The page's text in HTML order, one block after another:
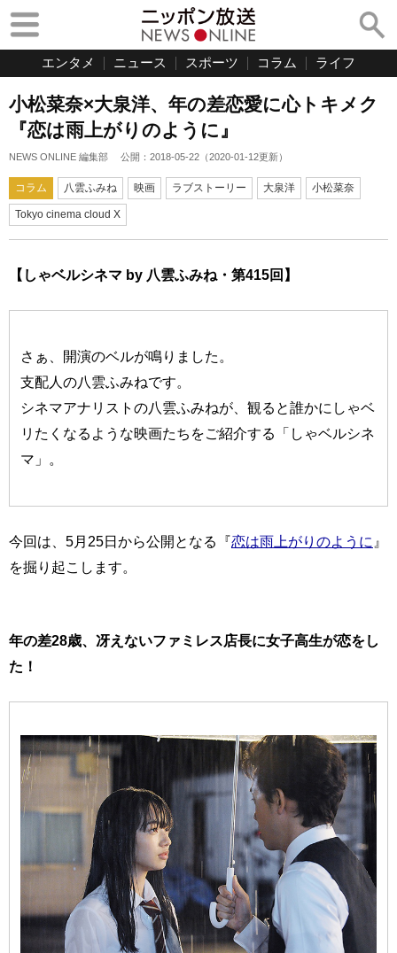
エンタメ ニュース スポーツ コラム ライフ
小松菜奈×大泉洋、年の差恋愛に心トキメク
『恋は雨上がりのように』
NEWS ONLINE 編集部 公開： 2018-05-22 （2020-01-12更新）
コラム 八雲ふみね 映画 ラブストーリー 大泉洋 小松菜奈
Tokyo cinema cloud X
【しゃベルシネマ by 八雲ふみね・第415回】
さぁ、開演のベルが鳴りました。
支配人の八雲ふみねです。
シネマアナリストの八雲ふみねが、観ると誰かにしゃベ
リたくなるような映画たちをご紹介する「しゃベルシネ
マ」。
今回は、5月25日から公開となる『恋は雨上がりのように 』
を掘り起こします。
年の差28歳、冴えないファミレス店長に女子高生が恋をし
た！